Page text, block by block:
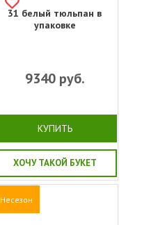
31 белый тюльпан в
упаковке
9340руб.
КУПИТЬ
ХОЧУ ТАКОЙ БУКЕТ
Несезон